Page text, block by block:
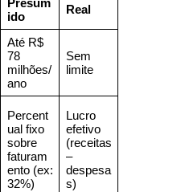
Presum
ido
Real
Até R$
78
milhões/
ano
Sem
limite
Percent
ual fixo
sobre
faturam
ento (ex:
32%)
Lucro
efetivo
(receitas
–
despesa
s)